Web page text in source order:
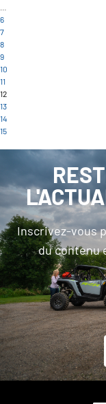
6
7
8
9
10
11
12
13
14
15
Inscrivez-vous
du contenu